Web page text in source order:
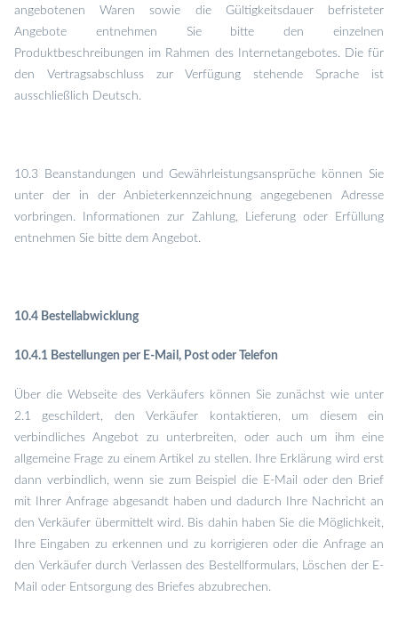
angebotenen Waren sowie die Gültigkeitsdauer befristeter
Angebote entnehmen Sie bitte den einzelnen
Produktbeschreibungen im Rahmen des Internetangebotes. Die für
den Vertragsabschluss zur Verfügung stehende Sprache ist
ausschließlich Deutsch.
10.3 Beanstandungen und Gewährleistungsansprüche können Sie
unter der in der Anbieterkennzeichnung angegebenen Adresse
vorbringen. Informationen zur Zahlung, Lieferung oder Erfüllung
entnehmen Sie bitte dem Angebot.
10.4 Bestellabwicklung
10.4.1 Bestellungen per E-Mail, Post oder Telefon
Über die Webseite des Verkäufers können Sie zunächst wie unter
2.1 geschildert, den Verkäufer kontaktieren, um diesem ein
verbindliches Angebot zu unterbreiten, oder auch um ihm eine
allgemeine Frage zu einem Artikel zu stellen. Ihre Erklärung wird erst
dann verbindlich, wenn sie zum Beispiel die E-Mail oder den Brief
mit Ihrer Anfrage abgesandt haben und dadurch Ihre Nachricht an
den Verkäufer übermittelt wird. Bis dahin haben Sie die Möglichkeit,
Ihre Eingaben zu erkennen und zu korrigieren oder die Anfrage an
den Verkäufer durch Verlassen des Bestellformulars, Löschen der E-
Mail oder Entsorgung des Briefes abzubrechen.